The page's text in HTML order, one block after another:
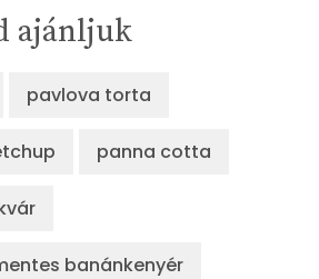
ajánljuk
pavlova torta
panna cotta
banánkenyér